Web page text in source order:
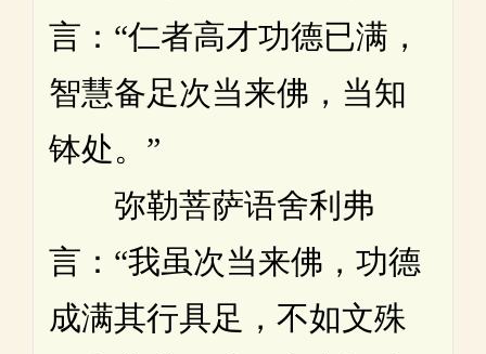
言：“仁者高才功德已满，
智慧备足次当来佛，当知
钵处。”
弥勒菩萨语舍利弗
言：“我虽次当来佛，功德
成满其行具足，不如文殊